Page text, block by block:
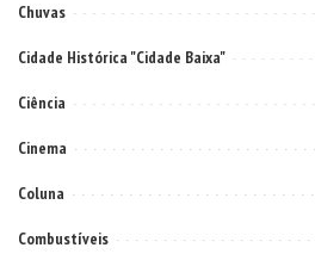
Chuvas
Cidade Histórica "Cidade Baixa"
Ciência
Cinema
Coluna
Combustíveis